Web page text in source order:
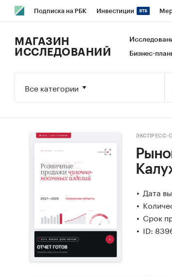
Подписка на РБК Инвестиции
Исследования Кредитные рейтинги
МАГАЗИН
ИССЛЕДОВАНИЙ
Бизнес-
Все категории
ЭКСПРЕСС-
Дата
Срок
ID: